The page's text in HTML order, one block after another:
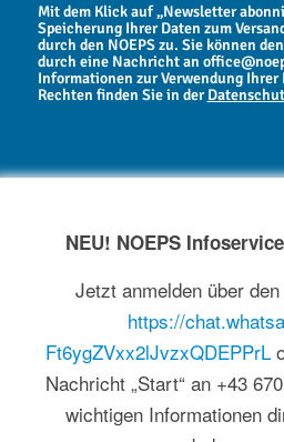
Mit dem Klick auf „Newsletter
Speicherung Ihrer Daten zum
durch den NOEPS zu. Sie können
durch eine Nachricht an
Informationen zur Verwendung Ihrer
Rechten finden Sie in der
NEWSARCHIV
NEU! NOEPS
Jetzt anmelden über
https://
Ft6ygZVxx2lJvzxQDEPPrL
Nachricht „Start“ an +43
wichtigen Informationen